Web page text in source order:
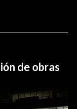
de obras